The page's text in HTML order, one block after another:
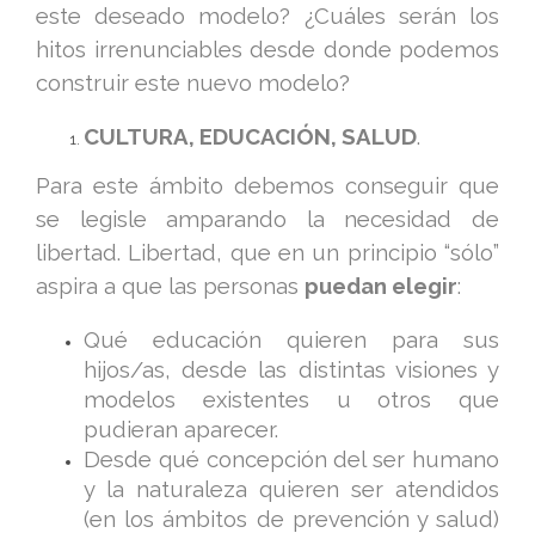
este deseado modelo? ¿Cuáles serán los
hitos irrenunciables desde donde podemos
construir este nuevo modelo?
CULTURA, EDUCACIÓN, SALUD.
Para este ámbito debemos conseguir que
se legisle amparando la necesidad de
libertad. Libertad, que en un principio “sólo”
aspira a que las personas puedan elegir:
Qué educación quieren para sus
hijos/as, desde las distintas visiones y
modelos existentes u otros que
pudieran aparecer.
Desde qué concepción del ser humano
y la naturaleza quieren ser atendidos
(en los ámbitos de prevención y salud)